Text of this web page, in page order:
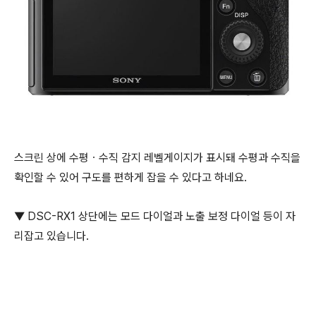
스크린 상에 수평ㆍ수직 감지 레벨게이지가 표시돼 수평과 수직을
확인할 수 있어 구도를 편하게 잡을 수 있다고 하네요.
▼ DSC-RX1 상단에는 모드 다이얼과 노출 보정 다이얼 등이 자
리잡고 있습니다.